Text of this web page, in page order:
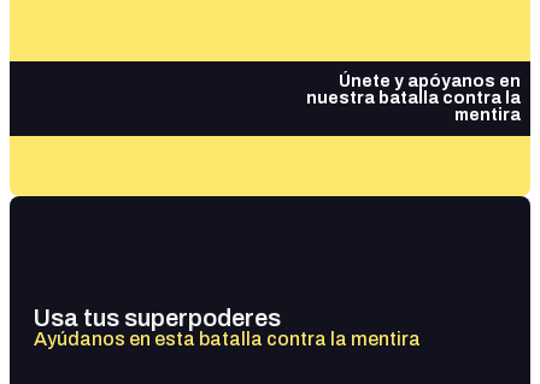
Únete y apóyanos en
nuestra batalla contra la
mentira
Usa tus superpoderes
Ayúdanos en esta batalla contra la mentira